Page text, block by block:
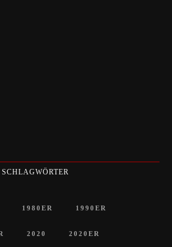
SCHLAGWÖRTER
1980ER 1990ER
2020 2020ER